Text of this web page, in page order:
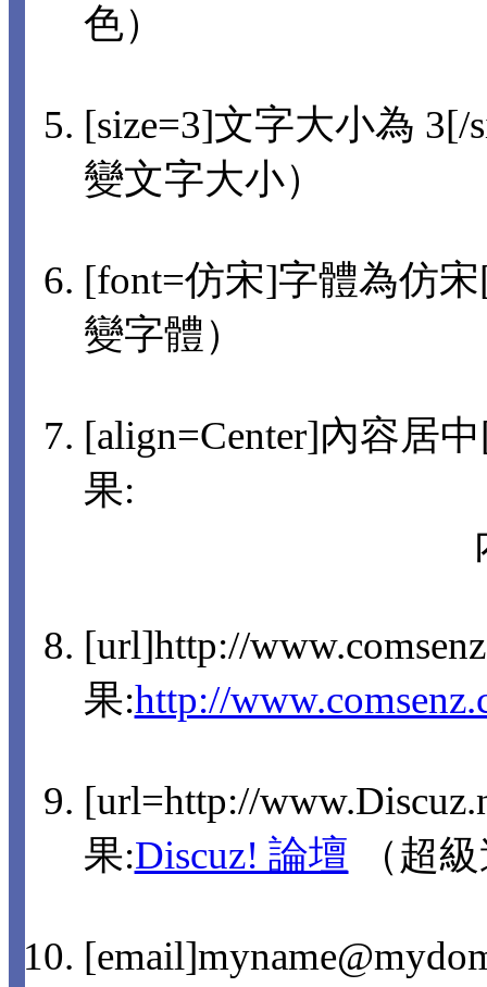
色）
[size=3]文字大小為
變文字大小）
[font=仿宋]字體為仿
變字體）
[align=Center]內容居
果:
[url]http://
果:http://
[url=http://
果:Discuz! 論壇 （超